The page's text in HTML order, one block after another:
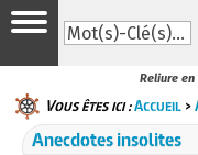
Reliure en
Vous êtes ici :Accueil >
Anecdotes insolites